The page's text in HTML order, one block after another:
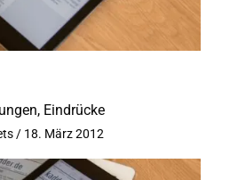
Eindrücke
/ 18. März 2012